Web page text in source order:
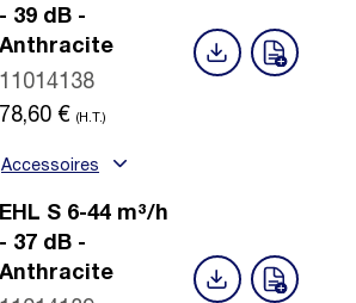
- 39 dB -
Anthracite
11014138
78,60 € (H.T.)
Accessoires
EHL S 6-44 m³/h
- 37 dB -
Anthracite